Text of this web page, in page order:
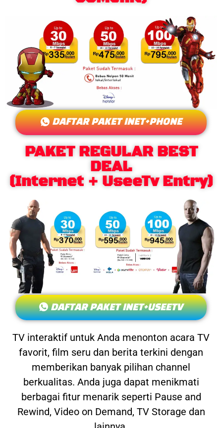
DAFTAR PAKET INET+PHONE
PAKET REGULAR BEST
DEAL
(Internet + UseeTv Entry)
DAFTAR PAKET INET+USEETV
TV interaktif untuk Anda menonton acara TV
favorit, film seru dan berita terkini dengan
memberikan banyak pilihan channel
berkualitas. Anda juga dapat menikmati
berbagai fitur menarik seperti Pause and
Rewind, Video on Demand, TV Storage dan